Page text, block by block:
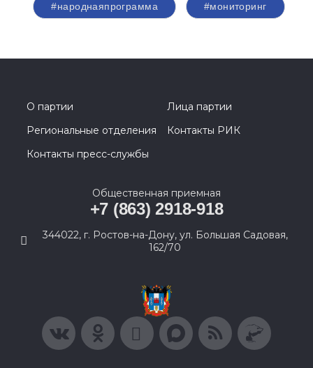
#народнаяпрограмма #мониторинг
О партии
Лица партии
Региональные отделения
Контакты РИК
Контакты пресс-службы
Общественная приемная
+7 (863) 2918-918
344022, г. Ростов-на-Дону, ул. Большая Садовая,
162/70